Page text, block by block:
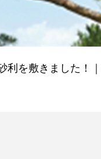
利を敷きました！